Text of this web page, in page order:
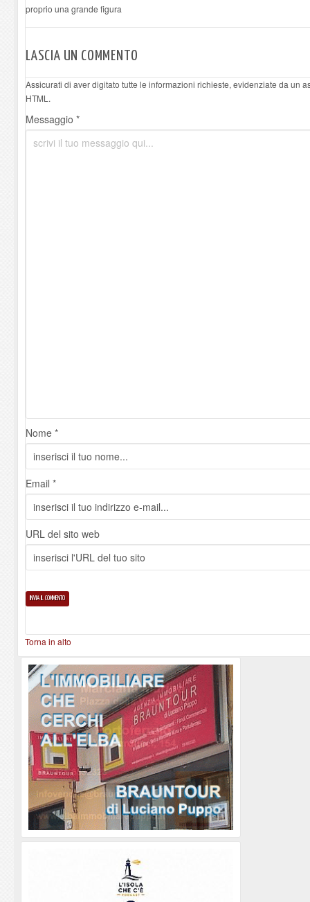
proprio una grande figura
LASCIA UN COMMENTO
Assicurati di aver digitato tutte le informazioni richieste, evidenziate da un
HTML.
Messaggio *
Nome *
Email *
URL del sito web
Torna in alto